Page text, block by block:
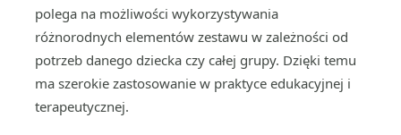
polega na możliwości wykorzystywania
różnorodnych elementów zestawu w zależności od
potrzeb danego dziecka czy całej grupy. Dzięki temu
ma szerokie zastosowanie w praktyce edukacyjnej i
terapeutycznej.